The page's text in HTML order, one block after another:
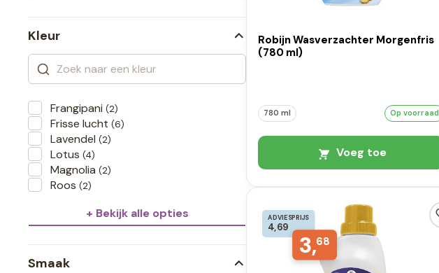
Kleur
Frangipani (2)
Frisse lucht (6)
Lavendel (2)
Lotus (4)
Magnolia (2)
Roos (2)
+ Bekijk alle opties
Smaak
Robijn Wasverzachter Morgenfris
(780 ml)
780 ml Op voorraad
Voeg toe
ADVIESPRIJS
4,69
3,68